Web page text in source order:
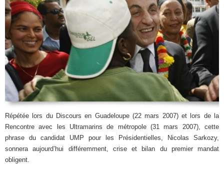
Répétée lors du Discours en Guadeloupe (22 mars 2007) et lors de la
Rencontre avec les Ultramarins de métropole (31 mars 2007), cette
phrase du candidat UMP pour les Présidentielles, Nicolas Sarkozy,
sonnera aujourd’hui différemment, crise et bilan du premier mandat
obligent.